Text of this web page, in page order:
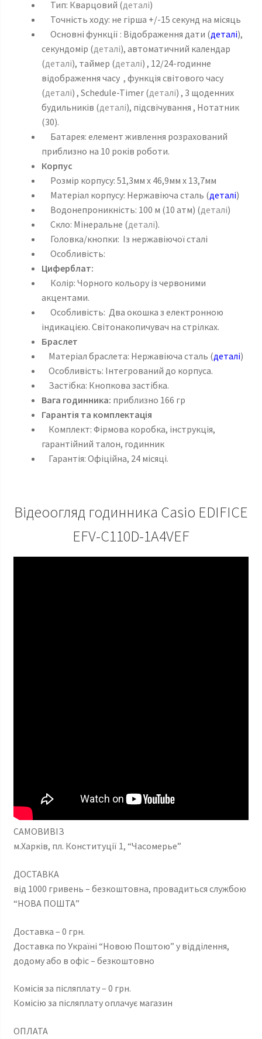
Тип: Кварцовий (деталі)
Точність ходу: не гірша +/-15 секунд на місяць
Основні функції : Відображення дати (деталі),
секундомір (деталі), автоматичний календар
(деталі), таймер (деталі) , 12/24-годинне
відображення часу , функція світового часу
(деталі) , Schedule-Timer (деталі) , 3 щоденних
будильників (деталі), підсвічування , Нотатник
(30).
Батарея: елемент живлення розрахований
приблизно на 10 років роботи.
Корпус
Розмір корпусу: 51,3мм x 46,9мм x 13,7мм
Матеріал корпусу: Нержавіюча сталь (деталі)
Водонепроникність: 100 м (10 атм) (деталі)
Скло: Мінеральне (деталі).
Головка/кнопки: Із нержавіючої сталі
Особливість:
Циферблат:
Колір: Чорного кольору із червоними
акцентами.
Особливість: Два окошка з електронною
індикацією. Світонакопичувач на стрілках.
Браслет
Матеріал браслета: Нержавіюча сталь (деталі)
Особливість: Інтегрований до корпуса.
Застібка: Кнопкова застібка.
Вага годинника: приблизно 166 гр
Гарантія та комплектація
Комплект: Фірмова коробка, інструкція,
гарантійний талон, годинник
Гарантія: Офіційна, 24 місяці.
Відеоогляд годинника Casio EDIFICE
EFV-C110D-1A4VEF
САМОВИВІЗ
м.Харків, пл. Конституції 1, “Часомерье”
ДОСТАВКА
від 1000 гривень – безкоштовна, провадиться службою
“НОВА ПОШТА”
Доставка – 0 грн.
Доставка по Україні “Новою Поштою” у відділення,
додому або в офіс – безкоштовно
Комісія за післяплату – 0 грн.
Комісію за післяплату оплачує магазин
ОПЛАТА